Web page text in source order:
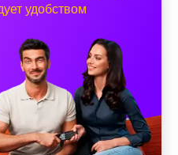
удобством